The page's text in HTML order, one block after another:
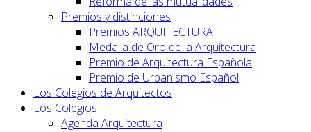
Premios y distinciones
Premios ARQUITECTURA
Medalla de Oro de la Arquitectura
Premio de Arquitectura Española
Premio de Urbanismo Español
Los Colegios de Arquitectos
Los Colegios
Agenda Arquitectura